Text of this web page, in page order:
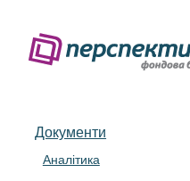
Документи
Аналітика